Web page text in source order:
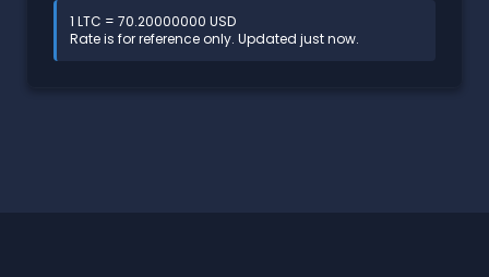
1 LTC = 70.20000000 USD
Rate is for reference only. Updated just now.